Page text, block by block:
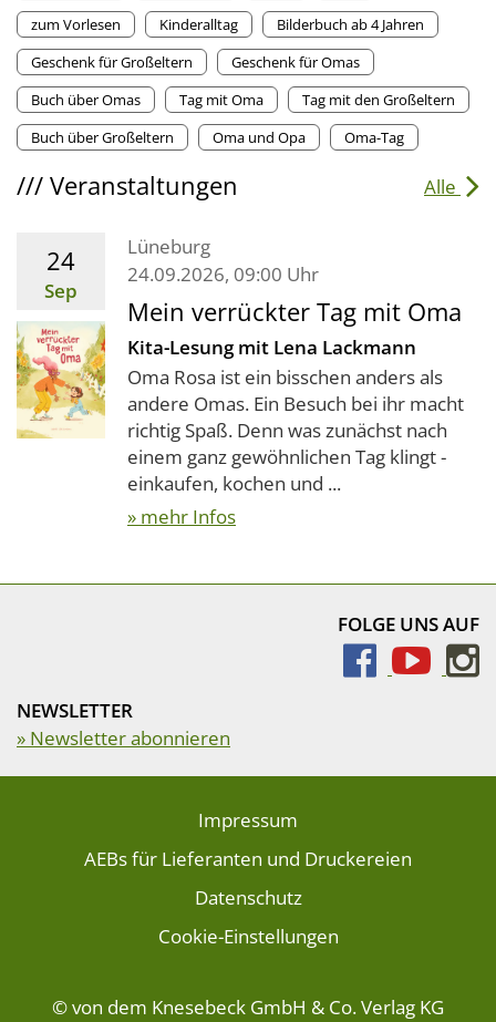
zum Vorlesen
Kinderalltag
Bilderbuch ab 4 Jahren
Geschenk für Großeltern
Geschenk für Omas
Buch über Omas
Tag mit Oma
Tag mit den Großeltern
Buch über Großeltern
Oma und Opa Oma-Tag
/// Veranstaltungen Alle
24
Sep
Lüneburg
24.09.2026, 09:00 Uhr
Mein verrückter Tag mit Oma
Kita-Lesung mit Lena Lackmann
Oma Rosa ist ein bisschen anders als
andere Omas. Ein Besuch bei ihr macht
richtig Spaß. Denn was zunächst nach
einem ganz gewöhnlichen Tag klingt -
einkaufen, kochen und ...
» mehr Infos
FOLGE UNS AUF
NEWSLETTER
» Newsletter abonnieren
Impressum
AEBs für Lieferanten und Druckereien
Datenschutz
Cookie-Einstellungen
© von dem Knesebeck GmbH & Co. Verlag KG